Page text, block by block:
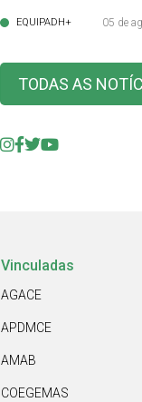
EQUIPADH+ 05 de
TODAS AS
Vinculadas
AGACE
APDMCE
AMAB
COEGEMAS